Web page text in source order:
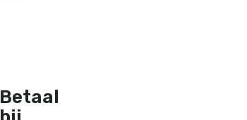
Betaal